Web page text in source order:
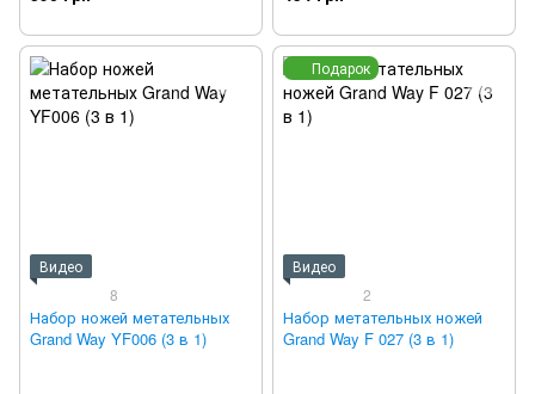
Видео
8
Набор ножей метательных
Grand Way YF006 (3 в 1)
Подарок
Видео
2
Набор метательных ножей
Grand Way F 027 (3 в 1)